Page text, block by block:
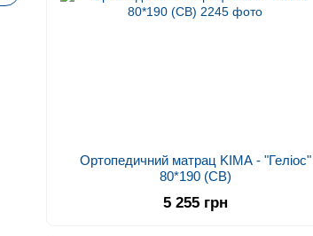
Ортопедичний матрац KIMA - "Геліос"
80*190 (СВ)
5 255 грн